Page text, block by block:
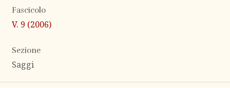
Fascicolo
V. 9 (2006)
Sezione
Saggi